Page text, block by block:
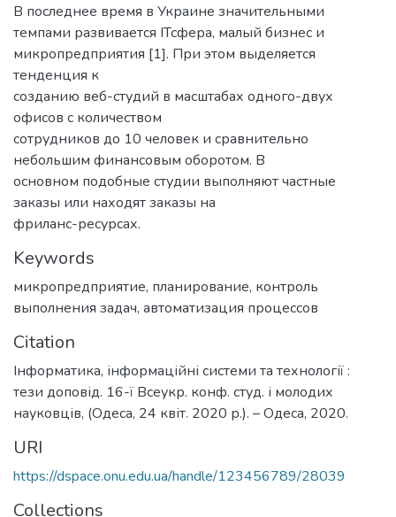
В последнее время в Украине значительными
темпами развивается ІТсфера, малый бизнес и
микропредприятия [1]. При этом выделяется
тенденция к
созданию веб-студий в масштабах одного-двух
офисов с количеством
сотрудников до 10 человек и сравнительно
небольшим финансовым оборотом. В
основном подобные студии выполняют частные
заказы или находят заказы на
фриланс-ресурсах.
Keywords
микропредприятие, планирование, контроль
выполнения задач, автоматизация процессов
Citation
Інформатика, інформаційні системи та технології :
тези доповід. 16-ї Всеукр. конф. студ. і молодих
науковців, (Одеса, 24 квіт. 2020 р.). – Одеса, 2020.
URI
https://dspace.onu.edu.ua/handle/123456789/28039
Collections